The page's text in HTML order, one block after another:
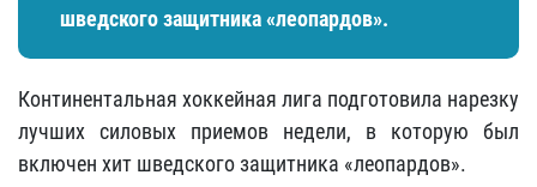
шведского защитника «леопардов».
Континентальная хоккейная лига подготовила нарезку
лучших силовых приемов недели, в которую был
включен хит шведского защитника «леопардов».